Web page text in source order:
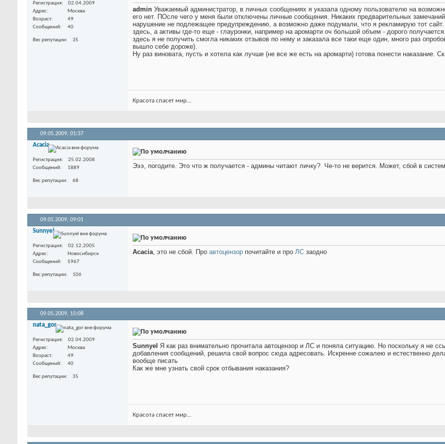
Регистрация
02.04.2009
Адрес
Москва
Возраст
49
Сообщений
40
Вес репутации 35
admin Уважаемый администратор, в личных сообщениях я указала одному пользователю на
его нет. ПОсле чего у меня были отключены личные сообщения. Никаких предварительных
нарушение не подлежащее предупреждению, а возможно даже подумали, что я рекламирую тот
здесь, а активы где-то еще - глауронки, например на аромарти оч большой объем - дорого
здесь я не получить смогла никаких отзывов по нему и заказала все таки еще один, много раз
вышло себе дороже).
Ну раз виновата, пусть и хотела как лучше (не все же есть на аромарти) готова понести наказание.
Красота спасет мир...
09.05.2009, 01:37
Acacia
Регистрация
25.02.2008
Сообщений
1889
Вес репутации 68
Эээ, погодите. Это что ж получается - админы читают личку? Че-то не верится. Может, сбой в
09.05.2009, 09:01
Sunnyel
Регистрация
02.12.2005
Адрес
Новосибирск
Сообщений
5967
Вес репутации 106
Acacia, это не сбой. Про автоцензор почитайте и про ЛС заодно
09.05.2009, 15:08
nata_gor
Регистрация
02.04.2009
Адрес
Москва
Возраст
49
Сообщений
40
Вес репутации 35
Sunnyel Я как раз внимательно прочитала автоцензор и ЛС и поняла ситуацию. Но поскольку я не
добавления сообщений, решила свой вопрос сюда адресовать. Искренне сожалею и естественно
вообще писать
Как же мне узнать свой срок отбывания наказания?
Красота спасет мир...